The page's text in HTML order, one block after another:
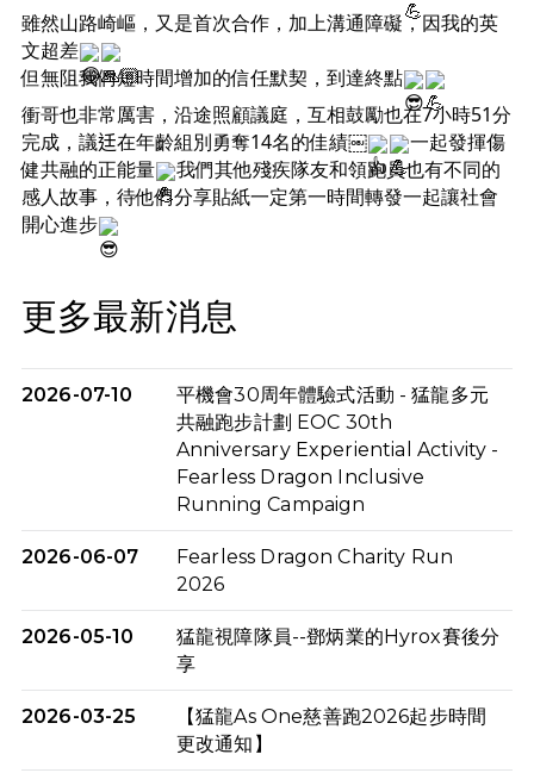
雖然山路崎嶇，又是首次合作，加上溝通障礙，因我的英
文超差
但無阻我們短時間增加的信任默契，到達終點
衝哥也非常厲害，沿途照顧議庭，互相鼓勵也在7小時51分
完成，議𨑳在年齡組別勇奪14名的佳績￼
一起發揮傷
健共融的正能量
我們其他殘疾隊友和領跑員也有不同的
感人故事，待他們分享貼紙一定第一時間轉發一起讓社會
開心進步
更多最新消息
2026-07-10
平機會30周年體驗式活動 - 猛龍多元
共融跑步計劃 EOC 30th
Anniversary Experiential Activity -
Fearless Dragon Inclusive
Running Campaign
2026-06-07
Fearless Dragon Charity Run
2026
2026-05-10
猛龍視障隊員--鄧炳業的Hyrox賽後分
享
2026-03-25
【猛龍As One慈善跑2026起步時間
更改通知】